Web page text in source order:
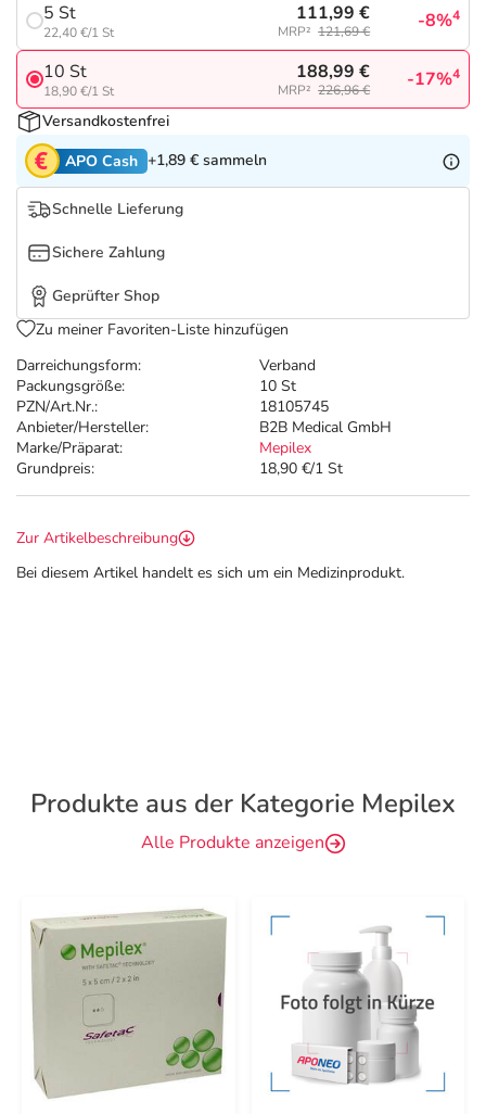
Tierapotheke
Vitamine & Mineralstoffe
Marken
Salus Deals
Darreichungsform:
Verband
Packungsgröße:
10 St
PZN/Art.Nr.:
18105745
Anbieter/Hersteller:
B2B Medical GmbH
Marke/Präparat:
Mepilex
Grundpreis:
18,90 €/1 St
5 St
22,40 €/1 St
111,99 €
MRP² 121,69 € -8%4
10 St
18,90 €/1 St
188,99 €
MRP² 226,96 € -17%4
Versandkostenfrei
APO Cash +1,89 € sammeln
Schnelle Lieferung
Sichere Zahlung
Geprüfter Shop
Zu meiner Favoriten-Liste hinzufügen
Zur Artikelbeschreibung
Bei diesem Artikel handelt es sich um ein Medizinprodukt.
Produkte aus der Kategorie Mepilex
Alle Produkte anzeigen